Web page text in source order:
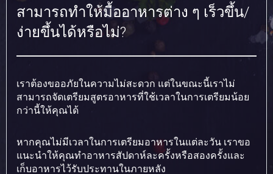
สามารถทำให้มื้ออาหารต่าง ๆ เร็วขึ้น/
ง่ายขึ้นได้หรือไม่?
เราต้องขออภัยในความไม่สะดวก แต่ในขณะนี้เราไม่
สามารถจัดเตรียมสูตรอาหารที่ใช้เวลาในการเตรียมน้อย
กว่านี้ให้คุณได้
หากคุณไม่มีเวลาในการเตรียมอาหารในแต่ละวัน เราขอ
แนะนำให้คุณทำอาหารสัปดาห์ละครั้งหรือสองครั้งและ
เก็บอาหารไว้รับประทานในภายหลัง